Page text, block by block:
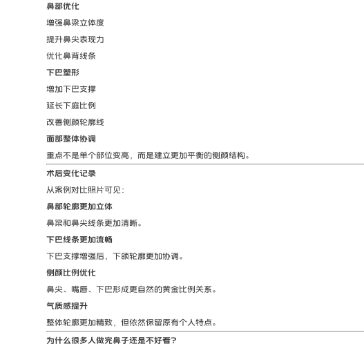
鼻部优化
增强鼻梁立体度
提升鼻尖表现力
优化鼻背线条
下巴塑形
增加下巴支撑
延长下庭比例
改善侧颜轮廓线
面部整体协调
重点不是单个部位变高，而是建立更加平衡的侧颜结构。
术后变化记录
从案例对比照片可见：
鼻部轮廓更加立体
鼻梁和鼻尖线条更加清晰。
下巴线条更加流畅
下巴支撑增强后，下颌轮廓更加协调。
侧颜比例优化
鼻尖、嘴唇、下巴形成更自然的黄金比例关系。
气质感提升
整体轮廓更加精致，但依然保留原有个人特点。
为什么很多人做完鼻子还是不好看？